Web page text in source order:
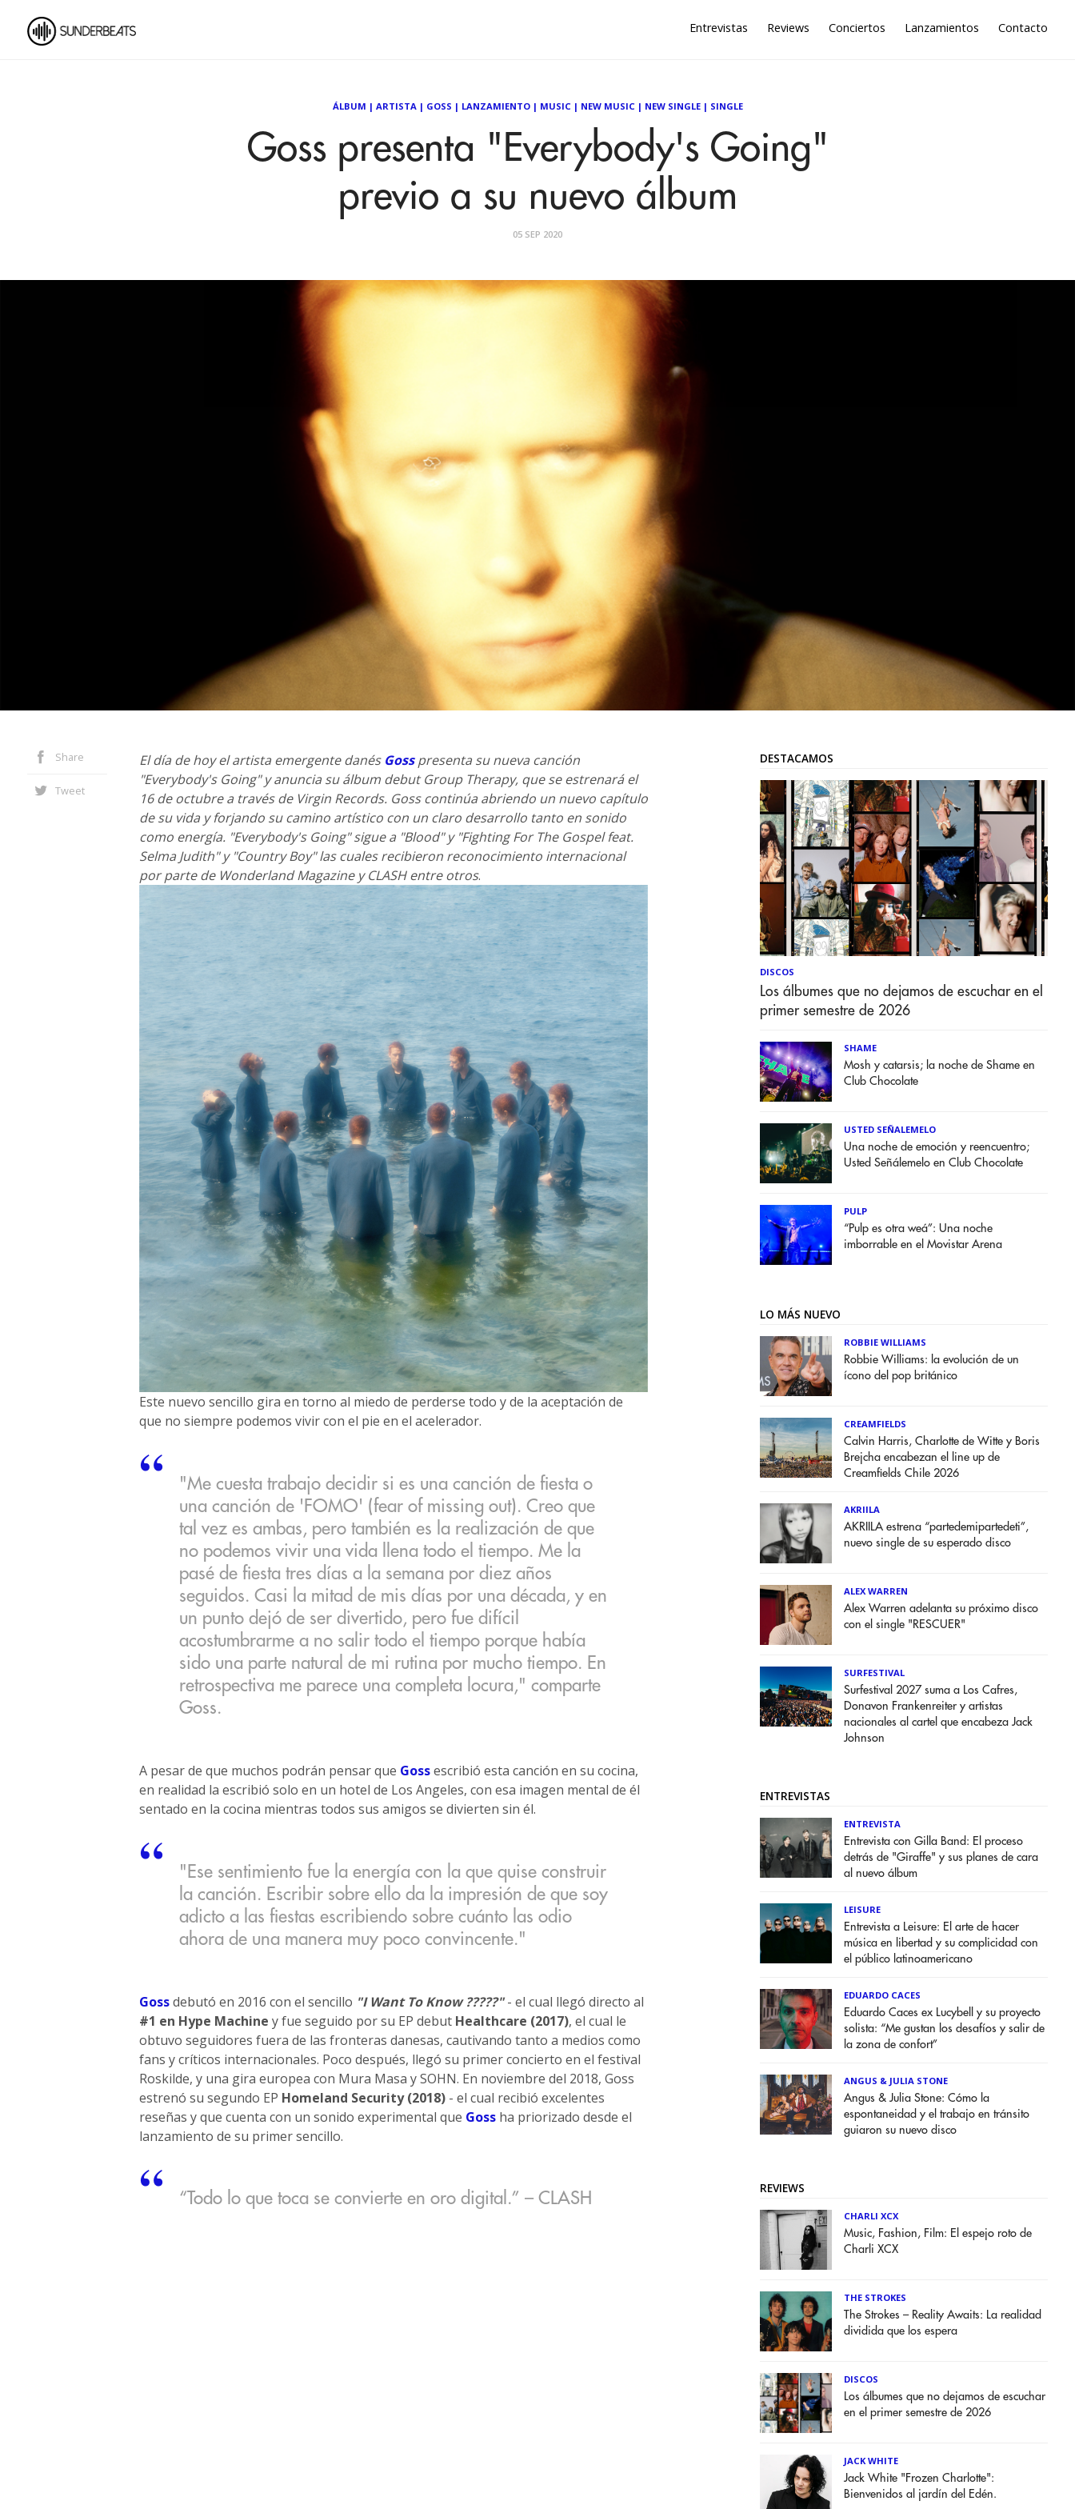
Entrevistas Reviews Conciertos Lanzamientos Contacto
ÁLBUM | ARTISTA| GOSS | LANZAMIENTO| MUSIC| NEW MUSIC| NEW SINGLE| SINGLE
Goss presenta "Everybody's Going"
previo a su nuevo álbum
05 SEP 2020
Share
Tweet
El día de hoy el artista emergente danés Gosspresenta su nueva canción
"Everybody's Going" y anuncia su álbum debut Group Therapy, que se estrenará el
16 de octubre a través de Virgin Records. Goss continúa abriendo un nuevo capítulo
de su vida y forjando su camino artístico con un claro desarrollo tanto en sonido
como energía. "Everybody's Going" sigue a "Blood" y "Fighting For The Gospel feat.
Selma Judith" y "Country Boy" las cuales recibieron reconocimiento internacional
por parte de Wonderland Magazine y CLASH entre otros.
Este nuevo sencillo gira en torno al miedo de perderse todo y de la aceptación de
que no siempre podemos vivir con el pie en el acelerador.
"Me cuesta trabajo decidir si es una canción de fiesta o
una canción de 'FOMO' (fear of missing out). Creo que
tal vez es ambas, pero también es la realización de que
no podemos vivir una vida llena todo el tiempo. Me la
pasé de fiesta tres días a la semana por diez años
seguidos. Casi la mitad de mis días por una década, y en
un punto dejó de ser divertido, pero fue difícil
acostumbrarme a no salir todo el tiempo porque había
sido una parte natural de mi rutina por mucho tiempo. En
retrospectiva me parece una completa locura," comparte
Goss.
A pesar de que muchos podrán pensar que Gossescribió esta canción en su cocina,
en realidad la escribió solo en un hotel de Los Angeles, con esa imagen mental de él
sentado en la cocina mientras todos sus amigos se divierten sin él.
"Ese sentimiento fue la energía con la que quise construir
la canción. Escribir sobre ello da la impresión de que soy
adicto a las fiestas escribiendo sobre cuánto las odio
ahora de una manera muy poco convincente."
Gossdebutó en 2016 con el sencillo "I Want To Know ?????"- el cual llegó directo al
#1 en Hype Machine y fue seguido por su EP debut Healthcare (2017), el cual le
obtuvo seguidores fuera de las fronteras danesas, cautivando tanto a medios como
fans y críticos internacionales. Poco después, llegó su primer concierto en el festival
Roskilde, y una gira europea con Mura Masa y SOHN. En noviembre del 2018, Goss
estrenó su segundo EP Homeland Security (2018)- el cual recibió excelentes
reseñas y que cuenta con un sonido experimental que Gossha priorizado desde el
lanzamiento de su primer sencillo.
“Todo lo que toca se convierte en oro digital.” – CLASH
DESTACAMOS
DISCOS
Los álbumes que no dejamos de escuchar en el
primer semestre de 2026
SHAME
Mosh y catarsis; la noche de Shame en
Club Chocolate
USTED SEÑALEMELO
Una noche de emoción y reencuentro;
Usted Señálemelo en Club Chocolate
PULP
“Pulp es otra weá”: Una noche
imborrable en el Movistar Arena
LO MÁS NUEVO
ROBBIE WILLIAMS
Robbie Williams: la evolución de un
ícono del pop británico
CREAMFIELDS
Calvin Harris, Charlotte de Witte y Boris
Brejcha encabezan el line up de
Creamfields Chile 2026
AKRIILA
AKRIILA estrena “partedemipartedeti”,
nuevo single de su esperado disco
ALEX WARREN
Alex Warren adelanta su próximo disco
con el single "RESCUER"
SURFESTIVAL
Surfestival 2027 suma a Los Cafres,
Donavon Frankenreiter y artistas
nacionales al cartel que encabeza Jack
Johnson
ENTREVISTAS
ENTREVISTA
Entrevista con Gilla Band: El proceso
detrás de "Giraffe" y sus planes de cara
al nuevo álbum
LEISURE
Entrevista a Leisure: El arte de hacer
música en libertad y su complicidad con
el público latinoamericano
EDUARDO CACES
Eduardo Caces ex Lucybell y su proyecto
solista: “Me gustan los desafíos y salir de
la zona de confort”
ANGUS & JULIA STONE
Angus & Julia Stone: Cómo la
espontaneidad y el trabajo en tránsito
guiaron su nuevo disco
REVIEWS
CHARLI XCX
Music, Fashion, Film: El espejo roto de
Charli XCX
THE STROKES
The Strokes – Reality Awaits: La realidad
dividida que los espera
DISCOS
Los álbumes que no dejamos de escuchar
en el primer semestre de 2026
JACK WHITE
Jack White "Frozen Charlotte":
Bienvenidos al jardín del Edén.